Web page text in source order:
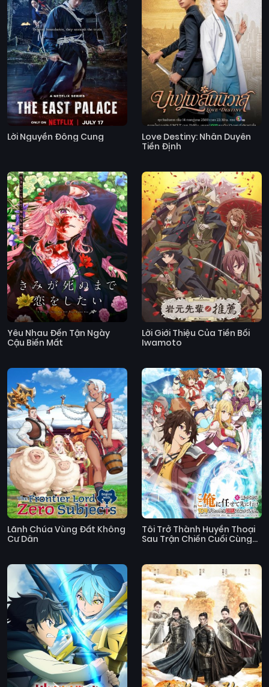
Lời Nguyền Đông Cung
Love Destiny: Nhân Duyên
Tiền Định
Yêu Nhau Đến Tận Ngày
Cậu Biến Mất
Lời Giới Thiệu Của Tiền Bối
Iwamoto
Lãnh Chúa Vùng Đất Không
Cư Dân
Tôi Trở Thành Huyền Thoại
Sau Trận Chiến Cuối Cùng